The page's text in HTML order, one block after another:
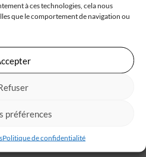
à ces technologies, cela nous
que le comportement de navigation ou
préférences
Politique de confidentialité
les offres d'IGC